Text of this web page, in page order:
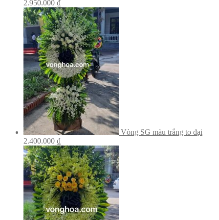
2.950.000 ₫
Vòng SG màu trắng to đại
2.400.000 ₫